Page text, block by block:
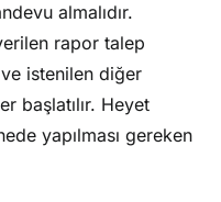
almalıdır.
rapor talep
istenilen diğer
başlatılır. Heyet
yapılması gereken